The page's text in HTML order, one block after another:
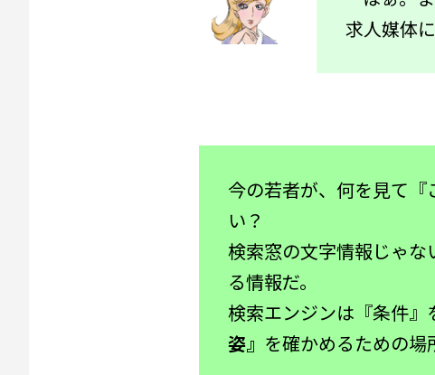
求人媒体
今の若者が、何を見て
い？
検索窓の文字情報じゃな
る情報だ。
検索エンジンは『条件』
姿』 を確かめるための場